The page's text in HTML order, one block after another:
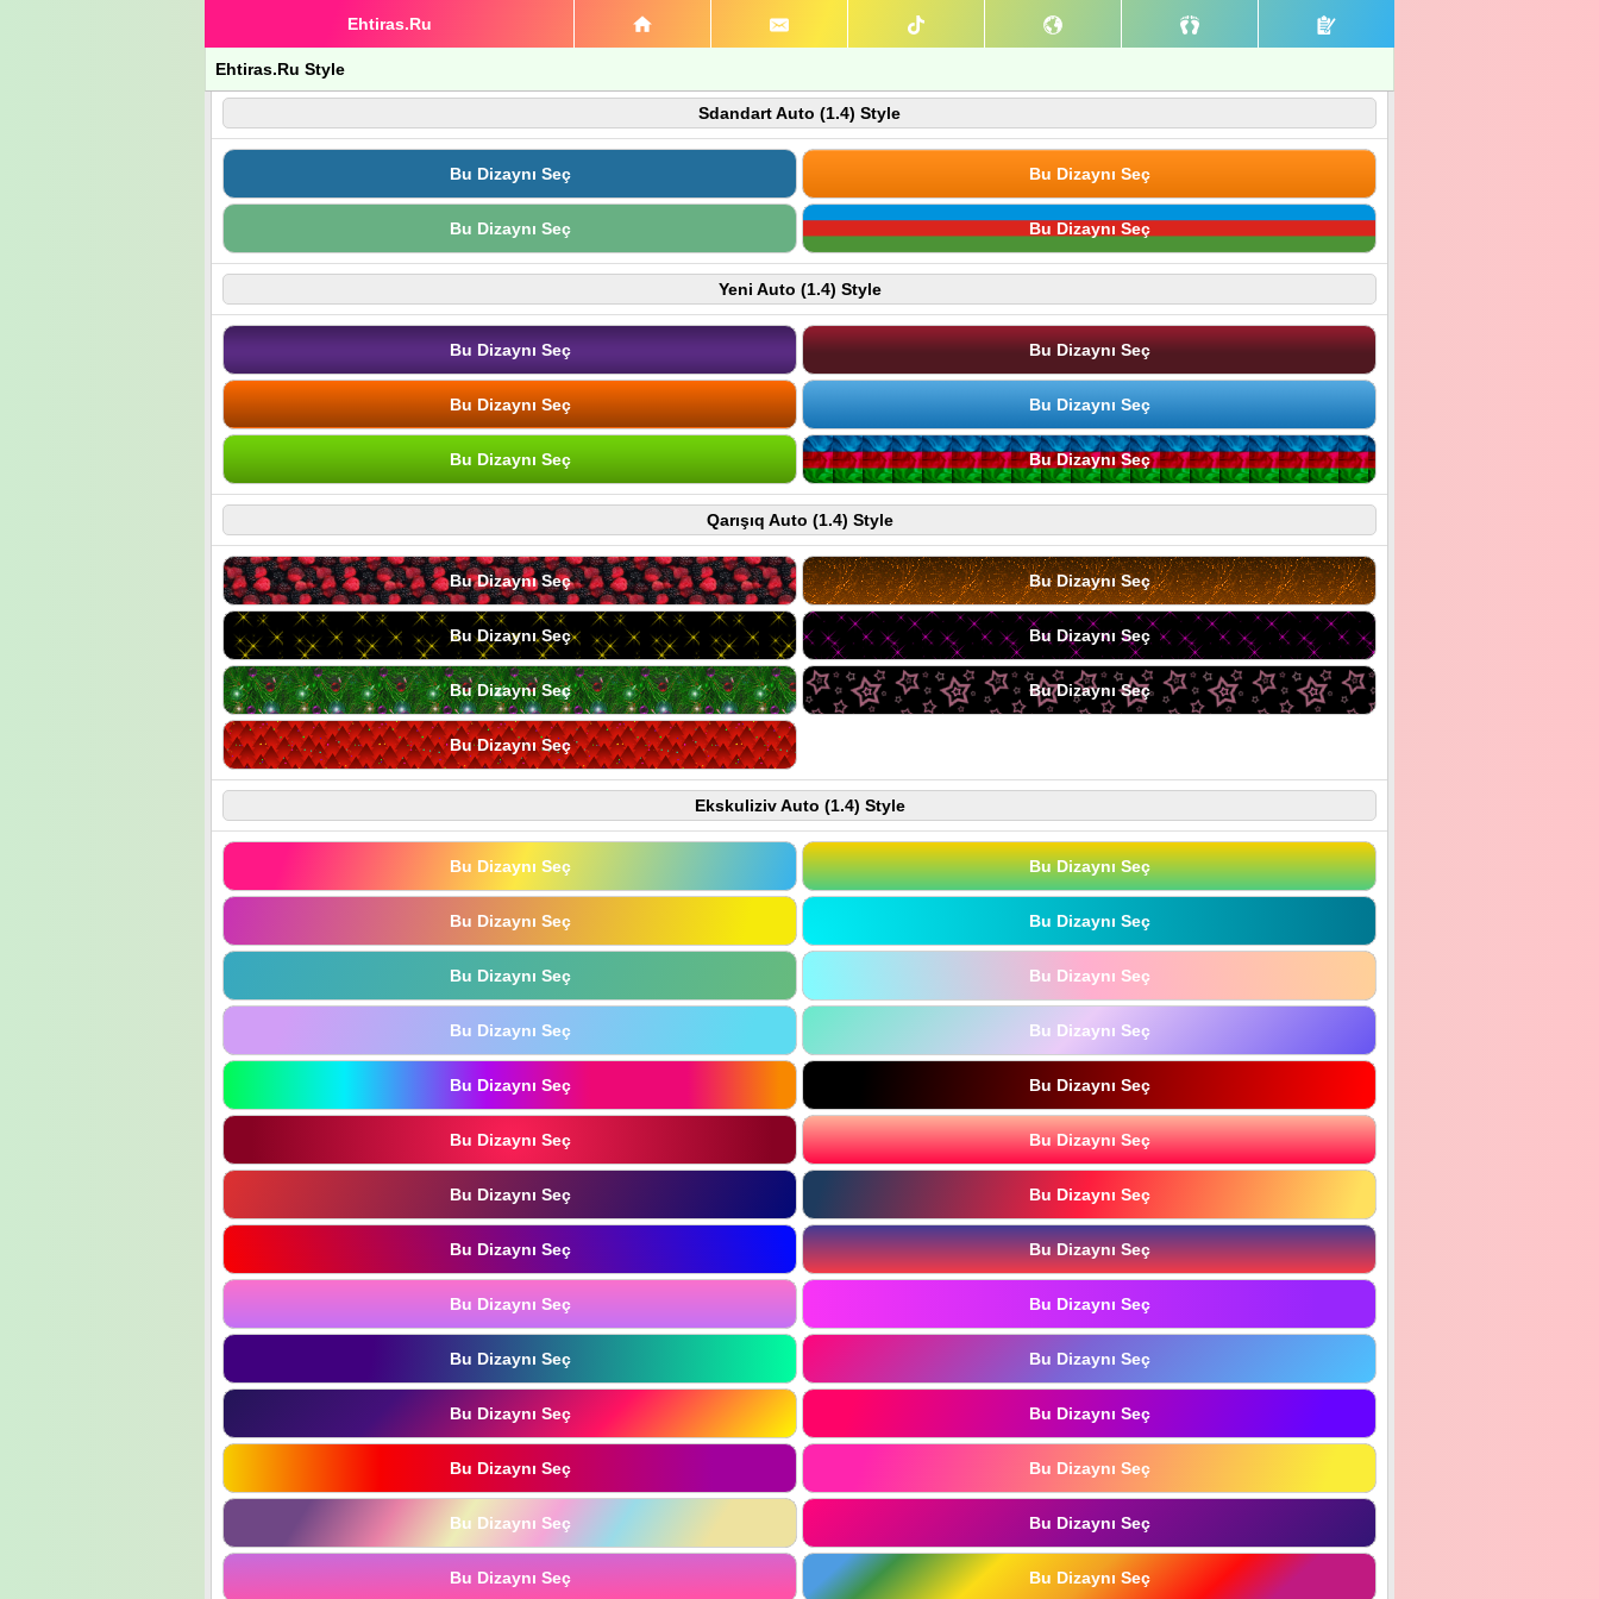
Ehtiras.Ru
Ehtiras.Ru Style
Sdandart Auto (1.4) Style
Bu Dizaynı Seç Bu Dizaynı Seç
Bu Dizaynı Seç Bu Dizaynı Seç
Yeni Auto (1.4) Style
Bu Dizaynı Seç Bu Dizaynı Seç
Bu Dizaynı Seç Bu Dizaynı Seç
Bu Dizaynı Seç Bu Dizaynı Seç
Qarışıq Auto (1.4) Style
Bu Dizaynı Seç Bu Dizaynı Seç
Bu Dizaynı Seç Bu Dizaynı Seç
Bu Dizaynı Seç Bu Dizaynı Seç
Bu Dizaynı Seç
Ekskuliziv Auto (1.4) Style
Bu Dizaynı Seç Bu Dizaynı Seç
Bu Dizaynı Seç Bu Dizaynı Seç
Bu Dizaynı Seç Bu Dizaynı Seç
Bu Dizaynı Seç Bu Dizaynı Seç
Bu Dizaynı Seç Bu Dizaynı Seç
Bu Dizaynı Seç Bu Dizaynı Seç
Bu Dizaynı Seç Bu Dizaynı Seç
Bu Dizaynı Seç Bu Dizaynı Seç
Bu Dizaynı Seç Bu Dizaynı Seç
Bu Dizaynı Seç Bu Dizaynı Seç
Bu Dizaynı Seç Bu Dizaynı Seç
Bu Dizaynı Seç Bu Dizaynı Seç
Bu Dizaynı Seç Bu Dizaynı Seç
Bu Dizaynı Seç Bu Dizaynı Seç